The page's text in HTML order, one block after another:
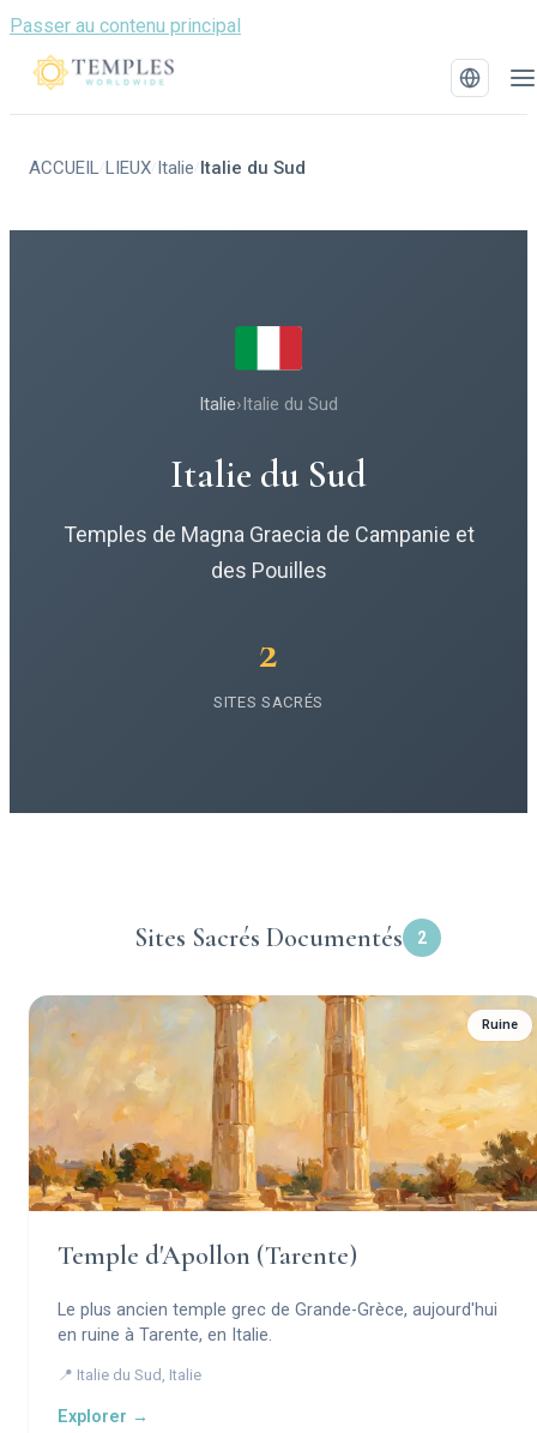
Passer au contenu principal
ACCUEIL /LIEUX/ Italie / Italie du Sud
Italie› Italie du Sud
Italie du Sud
Temples de Magna Graecia de Campanie et
des Pouilles
2
SITES SACRÉS
Sites Sacrés Documentés 2
Ruine
Temple d'Apollon (Tarente)
Le plus ancien temple grec de Grande-Grèce, aujourd'hui
en ruine à Tarente, en Italie.
📍 Italie du Sud, Italie
Explorer →